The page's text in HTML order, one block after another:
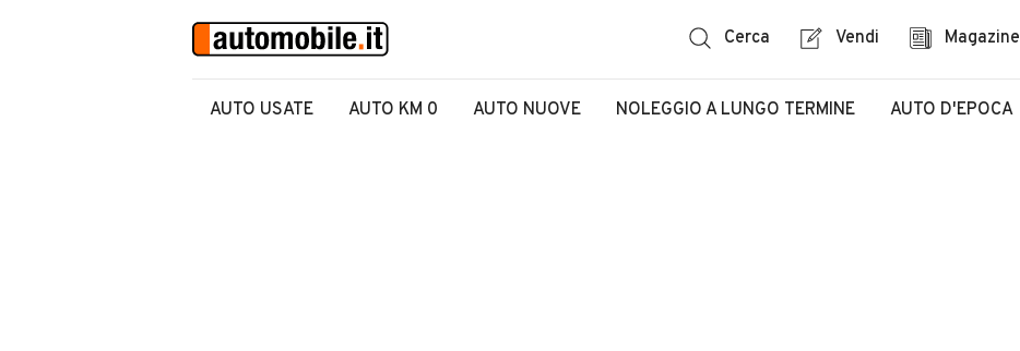
Cerca Vendi Magazine
AUTO USATE AUTO KM 0 AUTO NUOVE NOLEGGIO A LUNGO TERMINE AUTO D'EPOCA